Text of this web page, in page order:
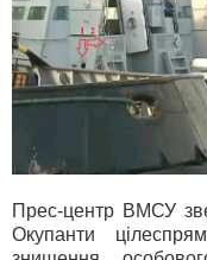
Прес-центр ВМСУ
Окупанти